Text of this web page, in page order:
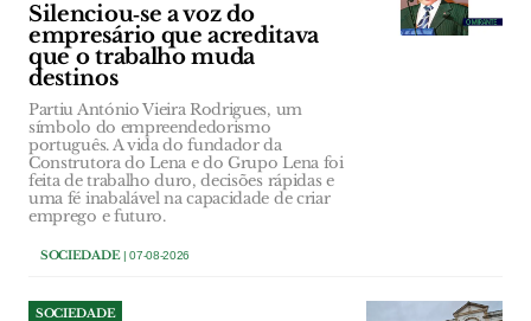
Silenciou‑se a voz do
empresário que acreditava
que o trabalho muda
destinos
Partiu António Vieira Rodrigues, um
símbolo do empreendedorismo
português. A vida do fundador da
Construtora do Lena e do Grupo Lena foi
feita de trabalho duro, decisões rápidas e
uma fé inabalável na capacidade de criar
emprego e futuro.
SOCIEDADE| 07-08-2026
SOCIEDADE